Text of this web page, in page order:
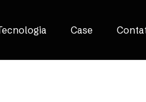
Case